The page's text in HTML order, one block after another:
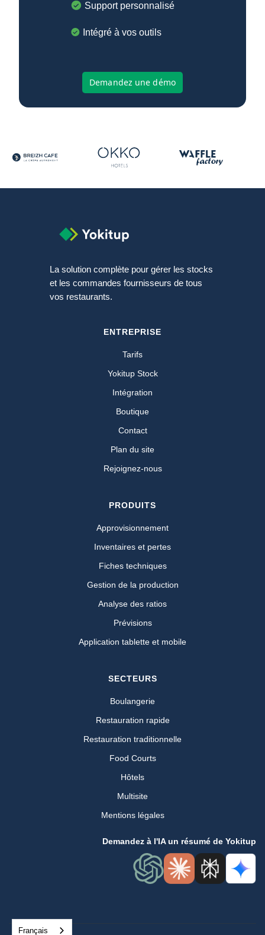
Support personnalisé
Intégré à vos outils
Demandez une démo
La solution complète pour gérer les stocks
et les commandes fournisseurs de tous
vos restaurants.
ENTREPRISE
Tarifs
Yokitup Stock
Intégration
Boutique
Contact
Plan du site
Rejoignez-nous
PRODUITS
Approvisionnement
Inventaires et pertes
Fiches techniques
Gestion de la production
Analyse des ratios
Prévisions
Application tablette et mobile
SECTEURS
Boulangerie
Restauration rapide
Restauration traditionnelle
Food Courts
Hôtels
Multisite
Mentions légales
Demandez à l'IA un résumé de Yokitup
Français